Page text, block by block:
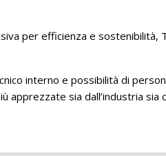
per efficienza e sostenibilità,
interno e possibilità di
sia dall’industria sia